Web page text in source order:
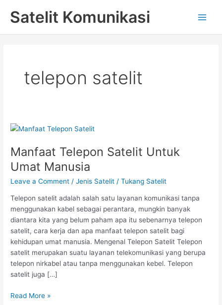
Satelit Komunikasi
telepon satelit
Manfaat Telepon Satelit Untuk
Umat Manusia
Leave a Comment /Jenis Satelit /Tukang Satelit
Telepon satelit adalah salah satu layanan komunikasi tanpa
menggunakan kabel sebagai perantara, mungkin banyak
diantara kita yang belum paham apa itu sebenarnya telepon
satelit, cara kerja dan apa manfaat telepon satelit bagi
kehidupan umat manusia. Mengenal Telepon Satelit Telepon
satelit merupakan suatu layanan telekomunikasi yang berupa
telepon nirkabel atau tanpa menggunakan kebel. Telepon
satelit juga […]
Manfaat
Satelit
Untuk
Umat
Manusia
Read More »